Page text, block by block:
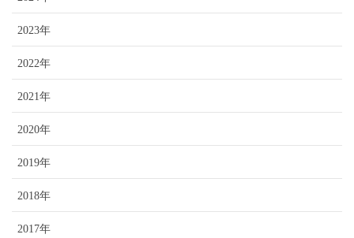
2023年
2022年
2021年
2020年
2019年
2018年
2017年